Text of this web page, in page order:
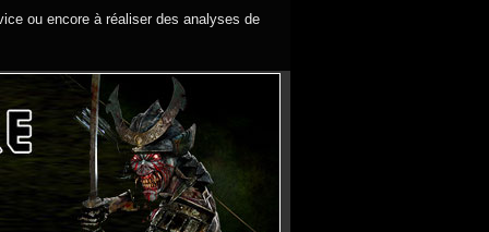
ou encore à réaliser des analyses de